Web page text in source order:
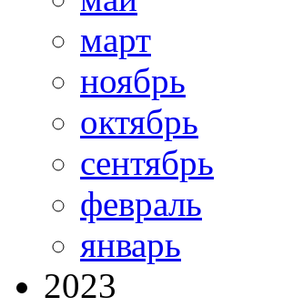
март
ноябрь
октябрь
сентябрь
февраль
январь
2023